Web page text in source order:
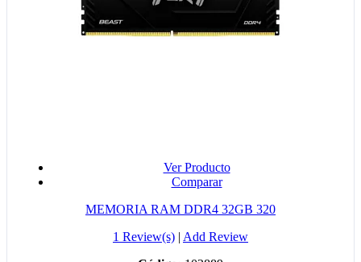
Ver Producto
Comparar
MEMORIA RAM DDR4 32GB 320
1 Review(s) | Add Review